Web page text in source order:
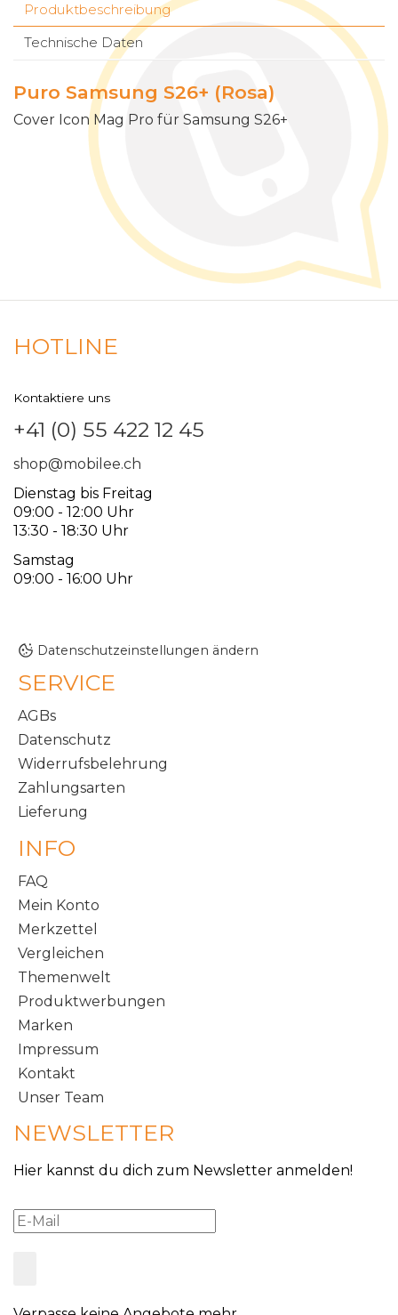
Produktbeschreibung
Technische Daten
Puro Samsung S26+ (Rosa)
Cover Icon Mag Pro für Samsung S26+
HOTLINE
Kontaktiere uns
+41 (0) 55 422 12 45
shop@mobilee.ch
Dienstag bis Freitag
09:00 - 12:00 Uhr
13:30 - 18:30 Uhr
Samstag
09:00 - 16:00 Uhr
Datenschutzeinstellungen ändern
SERVICE
AGBs
Datenschutz
Widerrufsbelehrung
Zahlungsarten
Lieferung
INFO
FAQ
Mein Konto
Merkzettel
Vergleichen
Themenwelt
Produktwerbungen
Marken
Impressum
Kontakt
Unser Team
NEWSLETTER
Hier kannst du dich zum Newsletter anmelden!